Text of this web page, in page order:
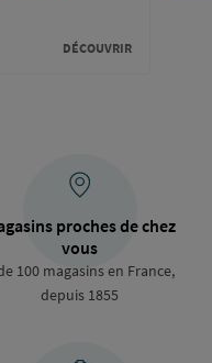
DÉCOUVRIR
proches de chez
vous
100 magasins en France,
depuis 1855